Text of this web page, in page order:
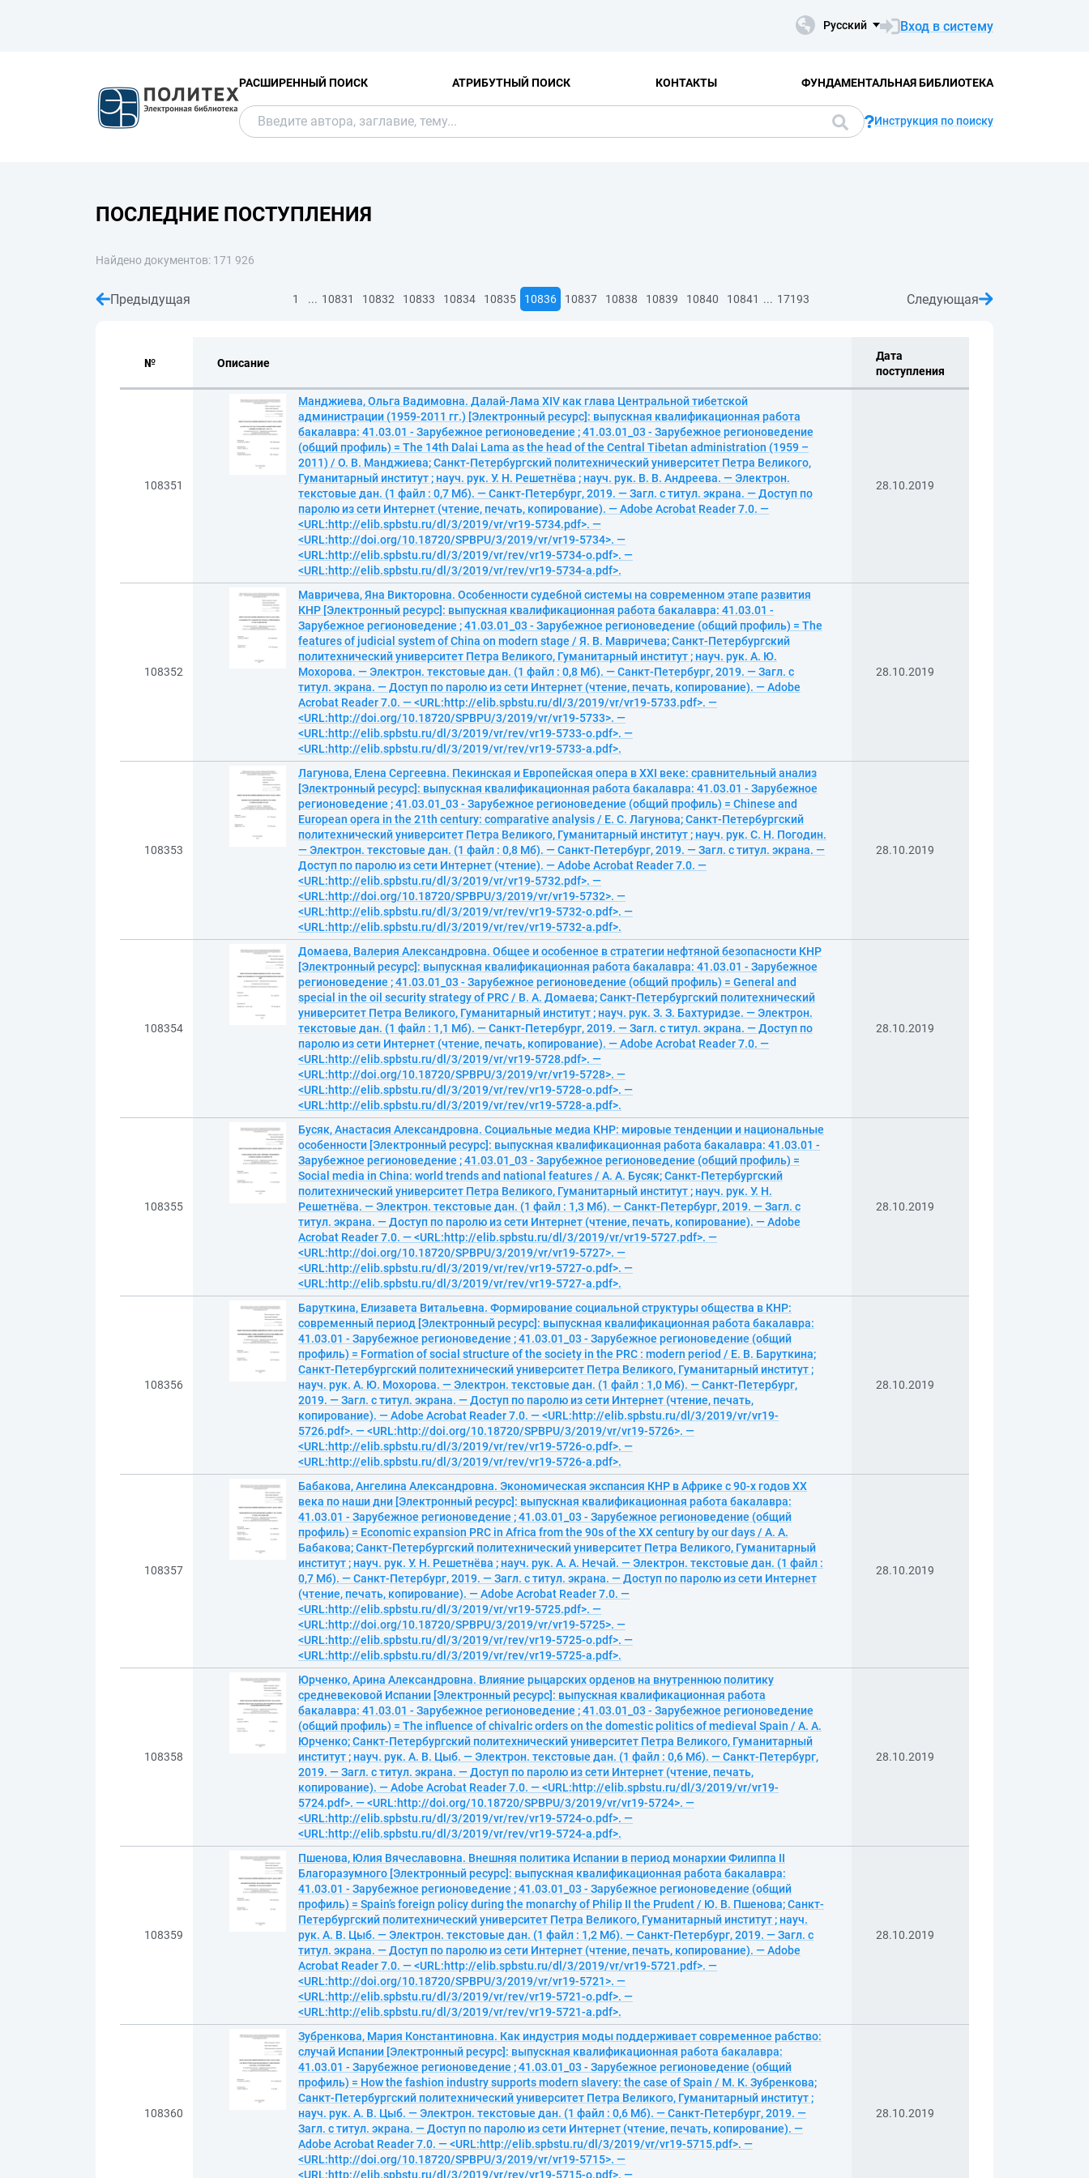
Русский Вход в систему
РАСШИРЕННЫЙ ПОИСК АТРИБУТНЫЙ ПОИСК КОНТАКТЫ ФУНДАМЕНТАЛЬНАЯ БИБЛИОТЕКА
Инструкция по поиску
ПОСЛЕДНИЕ ПОСТУПЛЕНИЯ
Найдено документов: 171 926
Предыдущая 1 ... 10831 10832 10833 10834 10835 10836 10837 10838 10839 10840 10841 ... 17193 Следующая
№ Описание
Дата
поступления
108351
Манджиева, Ольга Вадимовна. Далай-Лама XIV как глава Центральной тибетской
администрации (1959-2011 гг.) [Электронный ресурс]: выпускная квалификационная работа
бакалавра: 41.03.01 - Зарубежное регионоведение ; 41.03.01_03 - Зарубежное регионоведение
(общий профиль) = The 14th Dalai Lama as the head of the Central Tibetan administration (1959 –
2011) / О. В. Манджиева; Санкт-Петербургский политехнический университет Петра Великого,
Гуманитарный институт ; науч. рук. У. Н. Решетнёва ; науч. рук. В. В. Андреева. — Электрон.
текстовые дан. (1 файл : 0,7 Мб). — Санкт-Петербург, 2019. — Загл. с титул. экрана. — Доступ по
паролю из сети Интернет (чтение, печать, копирование). — Adobe Acrobat Reader 7.0. —
<URL:http://elib.spbstu.ru/dl/3/2019/vr/vr19-5734.pdf>. —
<URL:http://doi.org/10.18720/SPBPU/3/2019/vr/vr19-5734>. —
<URL:http://elib.spbstu.ru/dl/3/2019/vr/rev/vr19-5734-o.pdf>. —
<URL:http://elib.spbstu.ru/dl/3/2019/vr/rev/vr19-5734-a.pdf>.
28.10.2019
108352
Мавричева, Яна Викторовна. Особенности судебной системы на современном этапе развития
КНР [Электронный ресурс]: выпускная квалификационная работа бакалавра: 41.03.01 -
Зарубежное регионоведение ; 41.03.01_03 - Зарубежное регионоведение (общий профиль) = The
features of judicial system of China on modern stage / Я. В. Мавричева; Санкт-Петербургский
политехнический университет Петра Великого, Гуманитарный институт ; науч. рук. А. Ю.
Мохорова. — Электрон. текстовые дан. (1 файл : 0,8 Мб). — Санкт-Петербург, 2019. — Загл. с
титул. экрана. — Доступ по паролю из сети Интернет (чтение, печать, копирование). — Adobe
Acrobat Reader 7.0. — <URL:http://elib.spbstu.ru/dl/3/2019/vr/vr19-5733.pdf>. —
<URL:http://doi.org/10.18720/SPBPU/3/2019/vr/vr19-5733>. —
<URL:http://elib.spbstu.ru/dl/3/2019/vr/rev/vr19-5733-o.pdf>. —
<URL:http://elib.spbstu.ru/dl/3/2019/vr/rev/vr19-5733-a.pdf>.
28.10.2019
108353
Лагунова, Елена Сергеевна. Пекинская и Европейская опера в ХХI веке: сравнительный анализ
[Электронный ресурс]: выпускная квалификационная работа бакалавра: 41.03.01 - Зарубежное
регионоведение ; 41.03.01_03 - Зарубежное регионоведение (общий профиль) = Chinese and
European opera in the 21th century: comparative analysis / Е. С. Лагунова; Санкт-Петербургский
политехнический университет Петра Великого, Гуманитарный институт ; науч. рук. С. Н. Погодин.
— Электрон. текстовые дан. (1 файл : 0,8 Мб). — Санкт-Петербург, 2019. — Загл. с титул. экрана. —
Доступ по паролю из сети Интернет (чтение). — Adobe Acrobat Reader 7.0. —
<URL:http://elib.spbstu.ru/dl/3/2019/vr/vr19-5732.pdf>. —
<URL:http://doi.org/10.18720/SPBPU/3/2019/vr/vr19-5732>. —
<URL:http://elib.spbstu.ru/dl/3/2019/vr/rev/vr19-5732-o.pdf>. —
<URL:http://elib.spbstu.ru/dl/3/2019/vr/rev/vr19-5732-a.pdf>.
28.10.2019
108354
Домаева, Валерия Александровна. Общее и особенное в стратегии нефтяной безопасности КНР
[Электронный ресурс]: выпускная квалификационная работа бакалавра: 41.03.01 - Зарубежное
регионоведение ; 41.03.01_03 - Зарубежное регионоведение (общий профиль) = General and
special in the oil security strategy of PRC / В. А. Домаева; Санкт-Петербургский политехнический
университет Петра Великого, Гуманитарный институт ; науч. рук. З. З. Бахтуридзе. — Электрон.
текстовые дан. (1 файл : 1,1 Мб). — Санкт-Петербург, 2019. — Загл. с титул. экрана. — Доступ по
паролю из сети Интернет (чтение, печать, копирование). — Adobe Acrobat Reader 7.0. —
<URL:http://elib.spbstu.ru/dl/3/2019/vr/vr19-5728.pdf>. —
<URL:http://doi.org/10.18720/SPBPU/3/2019/vr/vr19-5728>. —
<URL:http://elib.spbstu.ru/dl/3/2019/vr/rev/vr19-5728-o.pdf>. —
<URL:http://elib.spbstu.ru/dl/3/2019/vr/rev/vr19-5728-a.pdf>.
28.10.2019
108355
Бусяк, Анастасия Александровна. Социальные медиа КНР: мировые тенденции и национальные
особенности [Электронный ресурс]: выпускная квалификационная работа бакалавра: 41.03.01 -
Зарубежное регионоведение ; 41.03.01_03 - Зарубежное регионоведение (общий профиль) =
Social media in China: world trends and national features / А. А. Бусяк; Санкт-Петербургский
политехнический университет Петра Великого, Гуманитарный институт ; науч. рук. У. Н.
Решетнёва. — Электрон. текстовые дан. (1 файл : 1,3 Мб). — Санкт-Петербург, 2019. — Загл. с
титул. экрана. — Доступ по паролю из сети Интернет (чтение, печать, копирование). — Adobe
Acrobat Reader 7.0. — <URL:http://elib.spbstu.ru/dl/3/2019/vr/vr19-5727.pdf>. —
<URL:http://doi.org/10.18720/SPBPU/3/2019/vr/vr19-5727>. —
<URL:http://elib.spbstu.ru/dl/3/2019/vr/rev/vr19-5727-o.pdf>. —
<URL:http://elib.spbstu.ru/dl/3/2019/vr/rev/vr19-5727-a.pdf>.
28.10.2019
108356
Баруткина, Елизавета Витальевна. Формирование социальной структуры общества в КНР:
современный период [Электронный ресурс]: выпускная квалификационная работа бакалавра:
41.03.01 - Зарубежное регионоведение ; 41.03.01_03 - Зарубежное регионоведение (общий
профиль) = Formation of social structure of the society in the PRC : modern period / Е. В. Баруткина;
Санкт-Петербургский политехнический университет Петра Великого, Гуманитарный институт ;
науч. рук. А. Ю. Мохорова. — Электрон. текстовые дан. (1 файл : 1,0 Мб). — Санкт-Петербург,
2019. — Загл. с титул. экрана. — Доступ по паролю из сети Интернет (чтение, печать,
копирование). — Adobe Acrobat Reader 7.0. — <URL:http://elib.spbstu.ru/dl/3/2019/vr/vr19-
5726.pdf>. — <URL:http://doi.org/10.18720/SPBPU/3/2019/vr/vr19-5726>. —
<URL:http://elib.spbstu.ru/dl/3/2019/vr/rev/vr19-5726-o.pdf>. —
<URL:http://elib.spbstu.ru/dl/3/2019/vr/rev/vr19-5726-a.pdf>.
28.10.2019
108357
Бабакова, Ангелина Александровна. Экономическая экспансия КНР в Африке с 90-х годов XX
века по наши дни [Электронный ресурс]: выпускная квалификационная работа бакалавра:
41.03.01 - Зарубежное регионоведение ; 41.03.01_03 - Зарубежное регионоведение (общий
профиль) = Economic expansion PRC in Africa from the 90s of the XX century by our days / А. А.
Бабакова; Санкт-Петербургский политехнический университет Петра Великого, Гуманитарный
институт ; науч. рук. У. Н. Решетнёва ; науч. рук. А. А. Нечай. — Электрон. текстовые дан. (1 файл :
0,7 Мб). — Санкт-Петербург, 2019. — Загл. с титул. экрана. — Доступ по паролю из сети Интернет
(чтение, печать, копирование). — Adobe Acrobat Reader 7.0. —
<URL:http://elib.spbstu.ru/dl/3/2019/vr/vr19-5725.pdf>. —
<URL:http://doi.org/10.18720/SPBPU/3/2019/vr/vr19-5725>. —
<URL:http://elib.spbstu.ru/dl/3/2019/vr/rev/vr19-5725-o.pdf>. —
<URL:http://elib.spbstu.ru/dl/3/2019/vr/rev/vr19-5725-a.pdf>.
28.10.2019
108358
Юрченко, Арина Александровна. Влияние рыцарских орденов на внутреннюю политику
средневековой Испании [Электронный ресурс]: выпускная квалификационная работа
бакалавра: 41.03.01 - Зарубежное регионоведение ; 41.03.01_03 - Зарубежное регионоведение
(общий профиль) = The influence of chivalric orders on the domestic politics of medieval Spain / А. А.
Юрченко; Санкт-Петербургский политехнический университет Петра Великого, Гуманитарный
институт ; науч. рук. А. В. Цыб. — Электрон. текстовые дан. (1 файл : 0,6 Мб). — Санкт-Петербург,
2019. — Загл. с титул. экрана. — Доступ по паролю из сети Интернет (чтение, печать,
копирование). — Adobe Acrobat Reader 7.0. — <URL:http://elib.spbstu.ru/dl/3/2019/vr/vr19-
5724.pdf>. — <URL:http://doi.org/10.18720/SPBPU/3/2019/vr/vr19-5724>. —
<URL:http://elib.spbstu.ru/dl/3/2019/vr/rev/vr19-5724-o.pdf>. —
<URL:http://elib.spbstu.ru/dl/3/2019/vr/rev/vr19-5724-a.pdf>.
28.10.2019
108359
Пшенова, Юлия Вячеславовна. Внешняя политика Испании в период монархии Филиппа II
Благоразумного [Электронный ресурс]: выпускная квалификационная работа бакалавра:
41.03.01 - Зарубежное регионоведение ; 41.03.01_03 - Зарубежное регионоведение (общий
профиль) = Spain’s foreign policy during the monarchy of Philip II the Prudent / Ю. В. Пшенова; Санкт-
Петербургский политехнический университет Петра Великого, Гуманитарный институт ; науч.
рук. А. В. Цыб. — Электрон. текстовые дан. (1 файл : 1,2 Мб). — Санкт-Петербург, 2019. — Загл. с
титул. экрана. — Доступ по паролю из сети Интернет (чтение, печать, копирование). — Adobe
Acrobat Reader 7.0. — <URL:http://elib.spbstu.ru/dl/3/2019/vr/vr19-5721.pdf>. —
<URL:http://doi.org/10.18720/SPBPU/3/2019/vr/vr19-5721>. —
<URL:http://elib.spbstu.ru/dl/3/2019/vr/rev/vr19-5721-o.pdf>. —
<URL:http://elib.spbstu.ru/dl/3/2019/vr/rev/vr19-5721-a.pdf>.
28.10.2019
108360
Зубренкова, Мария Константиновна. Как индустрия моды поддерживает современное рабство:
случай Испании [Электронный ресурс]: выпускная квалификационная работа бакалавра:
41.03.01 - Зарубежное регионоведение ; 41.03.01_03 - Зарубежное регионоведение (общий
профиль) = How the fashion industry supports modern slavery: the case of Spain / М. К. Зубренкова;
Санкт-Петербургский политехнический университет Петра Великого, Гуманитарный институт ;
науч. рук. А. В. Цыб. — Электрон. текстовые дан. (1 файл : 0,6 Мб). — Санкт-Петербург, 2019. —
Загл. с титул. экрана. — Доступ по паролю из сети Интернет (чтение, печать, копирование). —
Adobe Acrobat Reader 7.0. — <URL:http://elib.spbstu.ru/dl/3/2019/vr/vr19-5715.pdf>. —
<URL:http://doi.org/10.18720/SPBPU/3/2019/vr/vr19-5715>. —
<URL:http://elib.spbstu.ru/dl/3/2019/vr/rev/vr19-5715-o.pdf>. —
28.10.2019